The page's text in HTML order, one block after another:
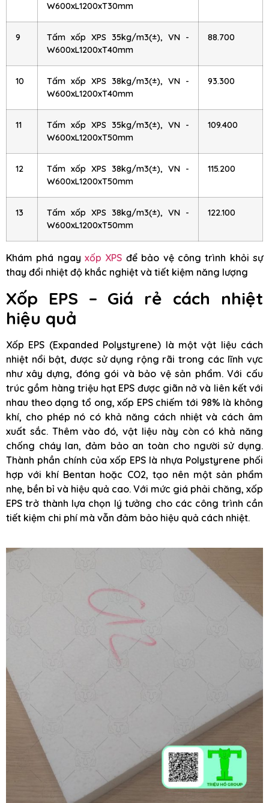
W600xL1200xT30mm
9
Tấm xốp XPS 35kg/m3(±), VN -
W600xL1200xT40mm
88.700
10
Tấm xốp XPS 38kg/m3(±), VN -
W600xL1200xT40mm
93.300
11
Tấm xốp XPS 35kg/m3(±), VN -
W600xL1200xT50mm
109.400
12
Tấm xốp XPS 38kg/m3(±), VN -
W600xL1200xT50mm
115.200
13
Tấm xốp XPS 38kg/m3(±), VN -
W600xL1200xT50mm
122.100
Khám phá ngayxốp XPS để bảo vệ công trình khỏi sự
thay đổi nhiệt độ khắc nghiệt và tiết kiệm năng lượng
Xốp EPS – Giá rẻ cách nhiệt
hiệu quả
Xốp EPS (Expanded Polystyrene) là một vật liệu cách
nhiệt nổi bật, được sử dụng rộng rãi trong các lĩnh vực
như xây dựng, đóng gói và bảo vệ sản phẩm. Với cấu
trúc gồm hàng triệu hạt EPS được giãn nở và liên kết với
nhau theo dạng tổ ong, xốp EPS chiếm tới 98% là không
khí, cho phép nó có khả năng cách nhiệt và cách âm
xuất sắc. Thêm vào đó, vật liệu này còn có khả năng
chống cháy lan, đảm bảo an toàn cho người sử dụng.
Thành phần chính của xốp EPS là nhựa Polystyrene phối
hợp với khí Bentan hoặc CO2, tạo nên một sản phẩm
nhẹ, bền bỉ và hiệu quả cao. Với mức giá phải chăng, xốp
EPS trở thành lựa chọn lý tưởng cho các công trình cần
tiết kiệm chi phí mà vẫn đảm bảo hiệu quả cách nhiệt.